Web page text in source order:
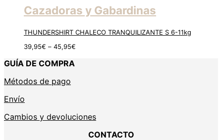
Cazadoras y Gabardinas
THUNDERSHIRT CHALECO TRANQUILIZANTE S 6-11kg
39,95€ – 45,95€
GUÍA DE COMPRA
Métodos de pago
Envío
Cambios y devoluciones
CONTACTO